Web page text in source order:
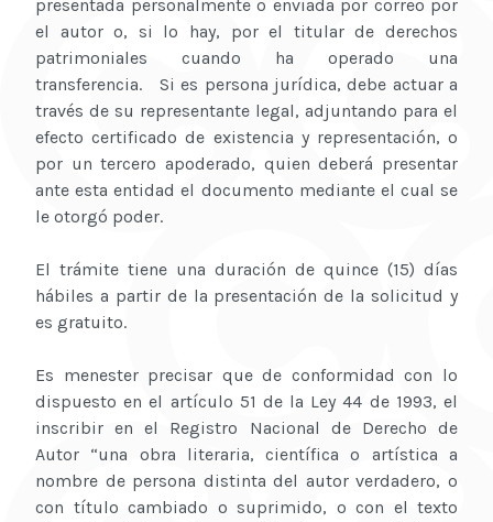
presentada personalmente o enviada por correo por
el autor o, si lo hay, por el titular de derechos
patrimoniales cuando ha operado una
transferencia. Si es persona jurídica, debe actuar a
través de su representante legal, adjuntando para el
efecto certificado de existencia y representación, o
por un tercero apoderado, quien deberá presentar
ante esta entidad el documento mediante el cual se
le otorgó poder.
El trámite tiene una duración de quince (15) días
hábiles a partir de la presentación de la solicitud y
es gratuito.
Es menester precisar que de conformidad con lo
dispuesto en el artículo 51 de la Ley 44 de 1993, el
inscribir en el Registro Nacional de Derecho de
Autor “una obra literaria, científica o artística a
nombre de persona distinta del autor verdadero, o
con título cambiado o suprimido, o con el texto